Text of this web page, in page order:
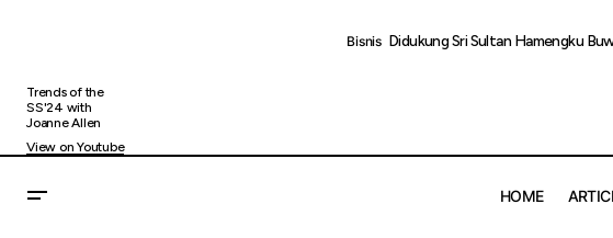
Bisnis Didukung Sri Sultan Hamengku
Trends of the
SS'24 with
Joanne Allen
View on Youtube
HOME